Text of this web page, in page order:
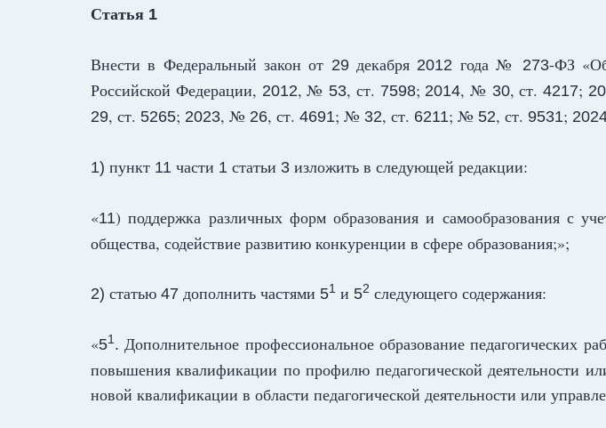
Статья 1
Внести в Федеральный закон от 29декабря 2012 года № 273-ФЗ «Об
Российской Федерации, 2012, № 53, ст. 7598; 2014, № 30, ст.4217;
29, ст. 5265; 2023, № 26, ст. 4691; № 32, ст. 6211; № 52, ст. 9531;
1) пункт 11 части 1 статьи 3 изложить в следующей редакции:
«11) поддержка различных форм образования и самообразования с
общества, содействие развитию конкуренции в сфере образования;»;
2) статью 47 дополнить частями 51 и 52 следующего содержания:
«51. Дополнительное профессиональное образование педагогических
повышения квалификации по профилю педагогической деятельности
новой квалификации в области педагогической деятельности или